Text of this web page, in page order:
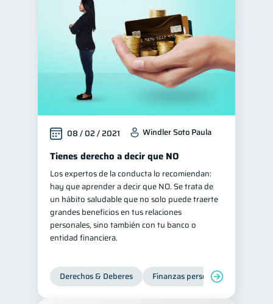
08 / 02 / 2021 Windler Soto Paula
Tienes derecho a decir que NO
Los expertos de la conducta lo recomiendan:
hay que aprender a decir que NO. Se trata de
un hábito saludable que no solo puede traerte
grandes beneficios en tus relaciones
personales, sino también con tu banco o
entidad financiera.
Derechos & Deberes Finanzas personales